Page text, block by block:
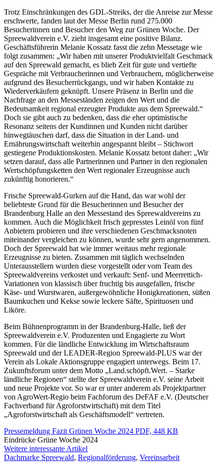
Trotz Einschränkungen des GDL-Streiks, der die Anreise zur Messe
erschwerte, fanden laut der Messe Berlin rund 275.000
Besucherinnen und Besucher den Weg zur Grünen Woche. Der
Spreewaldverein e.V. zieht insgesamt eine positive Bilanz.
Geschäftsführerin Melanie Kossatz fasst die zehn Messetage wie
folgt zusammen: „Wir haben mit unserer Produktvielfalt Geschmack
auf den Spreewald gemacht, es blieb Zeit für gute und vertiefte
Gespräche mit Verbraucherinnen und Verbrauchern, möglicherweise
aufgrund des Besucherrückgangs, und wir haben Kontakte zu
Wiederverkäufern geknüpft. Unsere Präsenz in Berlin und die
Nachfrage an den Messeständen zeigen den Wert und die
Bedeutsamkeit regional erzeugter Produkte aus dem Spreewald.“
Doch sie gibt auch zu bedenken, dass die eher optimistische
Resonanz seitens der Kundinnen und Kunden nicht darüber
hinwegtäuschen darf, dass die Situation in der Land- und
Ernährungswirtschaft weiterhin angespannt bleibt – Stichwort
gestiegene Produktionskosten. Melanie Kossatz betont daher: „Wir
setzen darauf, dass alle Partnerinnen und Partner in den regionalen
Wertschöpfungsketten den Wert regionaler Erzeugnisse auch
zukünftig honorieren.“
Frische Spreewald-Gurken auf die Hand, das war wohl der
beliebteste Grund für die Besucherinnen und Besucher der
Brandenburg Halle an den Messestand des Spreewaldvereins zu
kommen. Auch die Möglichkeit frisch gepresstes Leinöl von fünf
Anbietern probieren und ihre verschiedenen Geschmacksnoten
miteinander vergleichen zu können, wurde sehr gern angenommen.
Doch der Spreewald hat wie immer weitaus mehr regionale
Erzeugnisse zu bieten. Zusammen mit täglich wechselnden
Unterausstellern wurden diese vorgestellt oder vom Team des
Spreewaldvereins verkostet und verkauft: Senf- und Meerrettich-
Variationen von klassisch über fruchtig bis ausgefallen, frische
Käse- und Wurstwaren, außergewöhnliche Honigkreationen, süßen
Baumkuchen und Kekse sowie leckere Säfte, Spirituosen und
Liköre.
Beim Bühnenprogramm in der Brandenburg-Halle, ließ der
Spreewaldverein e.V. Produzenten und Engagierte zu Wort
kommen. Für die ländliche Entwicklung im Wirtschaftsraum
Spreewald und der LEADER-Region Spreewald-PLUS war der
Verein als Lokale Aktionsgruppe engagiert unterwegs. Beim 17.
Zukunftsforum unter dem Motto „Land.schöpft.Wert. – Starke
ländliche Regionen“ stellte der Spreewaldverein e.V. seine Arbeit
und neue Projekte vor. So war er unter anderem als Projektpartner
von AgroWert-Regio beim Fachforum des DeFAF e.V. (Deutscher
Fachverband für Agroforstwirtschaft) mit dem Titel
„Agroforstwirtschaft als Geschäfts­modell“ vertreten.
Pressemeldung Fazit Grünen Woche 2024 PDF, 448 KB
Eindrücke Grüne Woche 2024
Weitere interessante Artikel
Dachmarke Spreewald, Regionalförderung, Vereinsarbeit